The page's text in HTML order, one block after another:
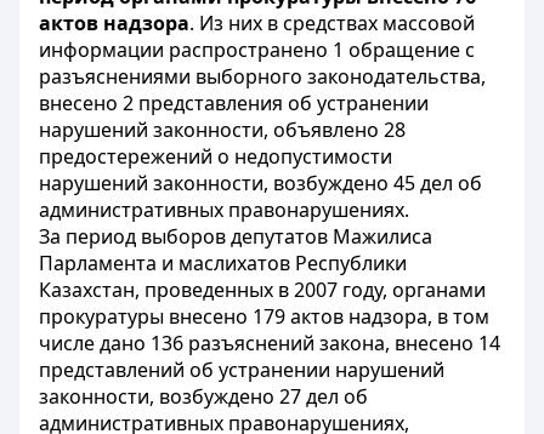
актов надзора. Из них в средствах массовой
информации распространено 1 обращение с
разъяснениями выборного законодательства,
внесено 2 представления об устранении
нарушений законности, объявлено 28
предостережений о недопустимости
нарушений законности, возбуждено 45 дел об
административных правонарушениях.
За период выборов депутатов Мажилиса
Парламента и маслихатов Республики
Казахстан, проведенных в 2007 году, органами
прокуратуры внесено 179 актов надзора, в том
числе дано 136 разъяснений закона, внесено 14
представлений об устранении нарушений
законности, возбуждено 27 дел об
административных правонарушениях,